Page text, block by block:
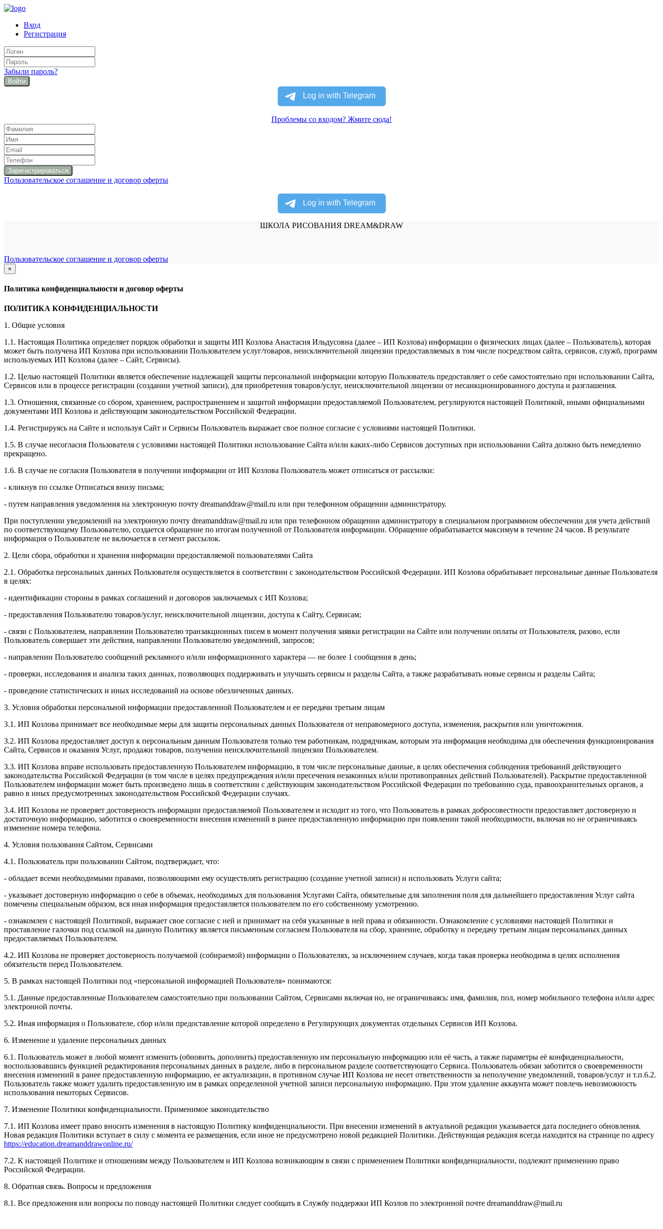
Вход
Регистрация
Забыли пароль?
Войти
Проблемы со входом? Жмите сюда!
Пользовательское соглашение и договор оферты
ШКОЛА РИСОВАНИЯ DREAM&DRAW
Пользовательское соглашение и договор оферты
×
закрыть
Политика конфиденциальности и договор оферты
ПОЛИТИКА КОНФИДЕНЦИАЛЬНОСТИ
1. Общие условия
1.1. Настоящая Политика определяет порядок обработки и защиты ИП Козлова Анастасия Ильдусовна (далее – ИП Козлова) информации о физических лицах (далее – Пользователь), которая
может быть получена ИП Козлова при использовании Пользователем услуг/товаров, неисключительной лицензии предоставляемых в том числе посредством сайта, сервисов, служб, программ
используемых ИП Козлова (далее – Сайт, Сервисы).
1.2. Целью настоящей Политики является обеспечение надлежащей защиты персональной информации которую Пользователь предоставляет о себе самостоятельно при использовании Сайта,
Сервисов или в процессе регистрации (создании учетной записи), для приобретения товаров/услуг, неисключительной лицензии от несанкционированного доступа и разглашения.
1.3. Отношения, связанные со сбором, хранением, распространением и защитой информации предоставляемой Пользователем, регулируются настоящей Политикой, иными официальными
документами ИП Козловa и действующим законодательством Российской Федерации.
1.4. Регистрируясь на Сайте и используя Сайт и Сервисы Пользователь выражает свое полное согласие с условиями настоящей Политики.
1.5. В случае несогласия Пользователя с условиями настоящей Политики использование Сайта и/или каких-либо Сервисов доступных при использовании Сайта должно быть немедленно
прекращено.
1.6. В случае не согласия Пользователя в получении информации от ИП Козлова Пользователь может отписаться от рассылки:
- кликнув по ссылке Отписаться внизу письма;
- путем направления уведомления на электронную почту dreamanddraw@mail.ru или при телефонном обращении администратору.
При поступлении уведомлений на электронную почту dreamanddraw@mail.ru или при телефонном обращении администратору в специальном программном обеспечении для учета действий
по соответствующему Пользователю, создается обращение по итогам полученной от Пользователя информации. Обращение обрабатывается максимум в течение 24 часов. В результате
информация о Пользователе не включается в сегмент рассылок.
2. Цели сбора, обработки и хранения информации предоставляемой пользователями Сайта
2.1. Обработка персональных данных Пользователя осуществляется в соответствии с законодательством Российской Федерации. ИП Козловa обрабатывает персональные данные Пользователя
в целях:
- идентификации стороны в рамках соглашений и договоров заключаемых с ИП Козлова;
- предоставления Пользователю товаров/услуг, неисключительной лицензии, доступа к Сайту, Сервисам;
- связи с Пользователем, направлении Пользователю транзакционных писем в момент получения заявки регистрации на Сайте или получении оплаты от Пользователя, разово, если
Пользователь совершает эти действия, направлении Пользователю уведомлений, запросов;
- направлении Пользователю сообщений рекламного и/или информационного характера — не более 1 сообщения в день;
- проверки, исследования и анализа таких данных, позволяющих поддерживать и улучшать сервисы и разделы Сайта, а также разрабатывать новые сервисы и разделы Сайта;
- проведение статистических и иных исследований на основе обезличенных данных.
3. Условия обработки персональной информации предоставленной Пользователем и ее передачи третьим лицам
3.1. ИП Козлова принимает все необходимые меры для защиты персональных данных Пользователя от неправомерного доступа, изменения, раскрытия или уничтожения.
3.2. ИП Козлова предоставляет доступ к персональным данным Пользователя только тем работникам, подрядчикам, которым эта информация необходима для обеспечения функционирования
Сайта, Сервисов и оказания Услуг, продажи товаров, получении неисключительной лицензии Пользователем.
3.3. ИП Козлова вправе использовать предоставленную Пользователем информацию, в том числе персональные данные, в целях обеспечения соблюдения требований действующего
законодательства Российской Федерации (в том числе в целях предупреждения и/или пресечения незаконных и/или противоправных действий Пользователей). Раскрытие предоставленной
Пользователем информации может быть произведено лишь в соответствии с действующим законодательством Российской Федерации по требованию суда, правоохранительных органов, а
равно в иных предусмотренных законодательством Российской Федерации случаях.
3.4. ИП Козлова не проверяет достоверность информации предоставляемой Пользователем и исходит из того, что Пользователь в рамках добросовестности предоставляет достоверную и
достаточную информацию, заботится о своевременности внесения изменений в ранее предоставленную информацию при появлении такой необходимости, включая но не ограничиваясь
изменение номера телефона.
4. Условия пользования Сайтом, Сервисами
4.1. Пользователь при пользовании Сайтом, подтверждает, что:
- обладает всеми необходимыми правами, позволяющими ему осуществлять регистрацию (создание учетной записи) и использовать Услуги сайта;
- указывает достоверную информацию о себе в объемах, необходимых для пользования Услугами Сайта, обязательные для заполнения поля для дальнейшего предоставления Услуг сайта
помечены специальным образом, вся иная информация предоставляется пользователем по его собственному усмотрению.
- ознакомлен с настоящей Политикой, выражает свое согласие с ней и принимает на себя указанные в ней права и обязанности. Ознакомление с условиями настоящей Политики и
проставление галочки под ссылкой на данную Политику является письменным согласием Пользователя на сбор, хранение, обработку и передачу третьим лицам персональных данных
предоставляемых Пользователем.
4.2. ИП Козлова не проверяет достоверность получаемой (собираемой) информации о Пользователях, за исключением случаев, когда такая проверка необходима в целях исполнения
обязательств перед Пользователем.
5. В рамках настоящей Политики под «персональной информацией Пользователя» понимаются:
5.1. Данные предоставленные Пользователем самостоятельно при пользовании Сайтом, Сервисами включая но, не ограничиваясь: имя, фамилия, пол, номер мобильного телефона и/или адрес
электронной почты.
5.2. Иная информация о Пользователе, сбор и/или предоставление которой определено в Регулирующих документах отдельных Сервисов ИП Козлова.
6. Изменение и удаление персональных данных
6.1. Пользователь может в любой момент изменить (обновить, дополнить) предоставленную им персональную информацию или её часть, а также параметры её конфиденциальности,
воспользовавшись функцией редактирования персональных данных в разделе, либо в персональном разделе соответствующего Сервиса. Пользователь обязан заботится о своевременности
внесения изменений в ранее предоставленную информацию, ее актуализации, в противном случае ИП Козлова не несет ответственности за неполучение уведомлений, товаров/услуг и т.п.6.2.
Пользователь также может удалить предоставленную им в рамках определенной учетной записи персональную информацию. При этом удаление аккаунта может повлечь невозможность
использования некоторых Сервисов.
7. Изменение Политики конфиденциальности. Применимое законодательство
7.1. ИП Козлова имеет право вносить изменения в настоящую Политику конфиденциальности. При внесении изменений в актуальной редакции указывается дата последнего обновления.
Новая редакция Политики вступает в силу с момента ее размещения, если иное не предусмотрено новой редакцией Политики. Действующая редакция всегда находится на странице по адресу
https://education.dreamanddrawonline.ru/
7.2. К настоящей Политике и отношениям между Пользователем и ИП Козлова возникающим в связи с применением Политики конфиденциальности, подлежит применению право
Российской Федерации.
8. Обратная связь. Вопросы и предложения
8.1. Все предложения или вопросы по поводу настоящей Политики следует сообщать в Службу поддержки ИП Козлов по электронной почте dreamanddraw@mail.ru